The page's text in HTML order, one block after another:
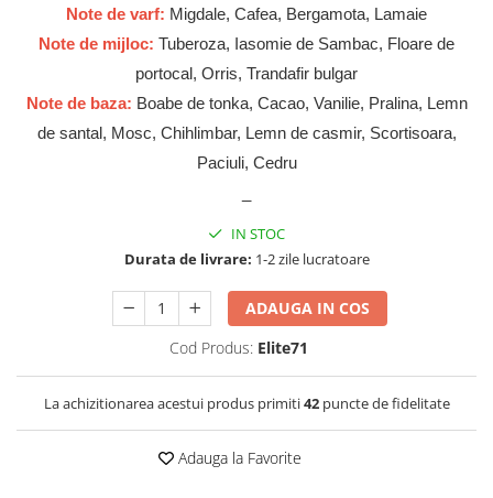
Zirconia
Note de varf: Migdale, Cafea, Bergamota, Lamaie
Note de mijloc: Tuberoza, Iasomie de Sambac, Floare de
portocal, Orris, Trandafir bulgar
Note de baza: Boabe de tonka, Cacao, Vanilie, Pralina, Lemn
de santal, Mosc, Chihlimbar, Lemn de casmir, Scortisoara,
Paciuli, Cedru
IN STOC
Durata de livrare: 1-2 zile lucratoare
ADAUGA IN COS
Cod Produs: Elite71
La achizitionarea acestui produs primiti42puncte de fidelitate
Adauga la Favorite